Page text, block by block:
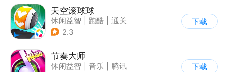
天空滚球球
休闲益智 跑酷
通关
2.3
下载
节奏大师
休闲益智 音乐
腾讯
下载